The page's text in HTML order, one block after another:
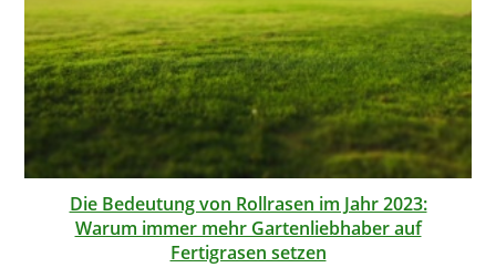
Die Bedeutung von Rollrasen im Jahr 2023:
Warum immer mehr Gartenliebhaber auf
Fertigrasen setzen